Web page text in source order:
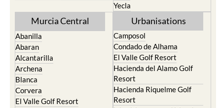
Yecla
Murcia Central
Abanilla
Abaran
Alcantarilla
Archena
Blanca
Corvera
El Valle Golf Resort
Urbanisations
Camposol
Condado de Alhama
El Valle Golf Resort
Hacienda del Alamo Golf
Resort
Hacienda Riquelme Golf
Resort